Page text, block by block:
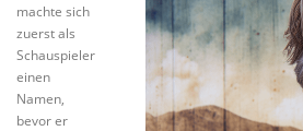
machte sich
zuerst als
Schauspieler
einen
Namen,
bevor er